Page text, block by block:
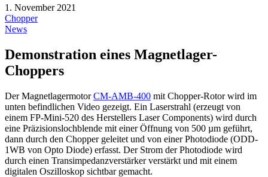
1. November 2021
Chopper
News
Demonstration eines Magnetlager-
Choppers
Der MagnetlagermotorCM-AMB-400 mit Chopper-Rotor wird im
unten befindlichen Video gezeigt. Ein Laserstrahl (erzeugt von
einem FP-Mini-520 des Herstellers Laser Components) wird durch
eine Präzisionslochblende mit einer Öffnung von 500 µm geführt,
dann durch den Chopper geleitet und von einer Photodiode (ODD-
1WB von Opto Diode) erfasst. Der Strom der Photodiode wird
durch einen Transimpedanzverstärker verstärkt und mit einem
digitalen Oszilloskop sichtbar gemacht.